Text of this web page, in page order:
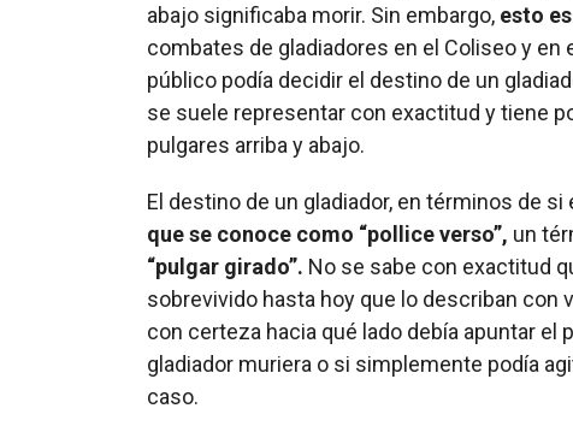
abajo significaba morir. Sin embargo, esto
combates de gladiadores en el Coliseo y
público podía decidir el destino de un
se suele representar con exactitud y tiene
pulgares arriba y abajo.
El destino de un gladiador, en términos de
que se conoce como “pollice verso”, un
“pulgar girado”. No se sabe con exactitud
sobrevivido hasta hoy que lo describan con
con certeza hacia qué lado debía apuntar
gladiador muriera o si simplemente podía
caso.